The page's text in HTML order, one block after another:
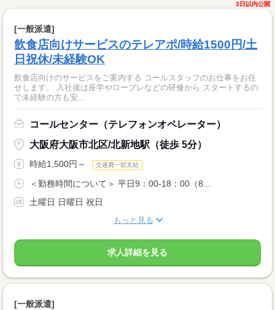
3日以内公開
[一般派遣]
飲食店向けサービスのテレアポ/時給1500円/土
日祝休/未経験OK
飲食店向けのサービスをご案内する コールスタッフのお仕事をお任
せします。 入社後は座学やロープレなどの研修から スタートするの
で未経験の方も安...
コールセンター（テレフォンオペレーター）
大阪府大阪市北区/北新地駅（徒歩 5分）
時給1,500円～ 交通費一部支給
＜勤務時間について＞ 平日9：00-18：00（8...
土曜日 日曜日 祝日
もっと見る
求人詳細を見る
[一般派遣]